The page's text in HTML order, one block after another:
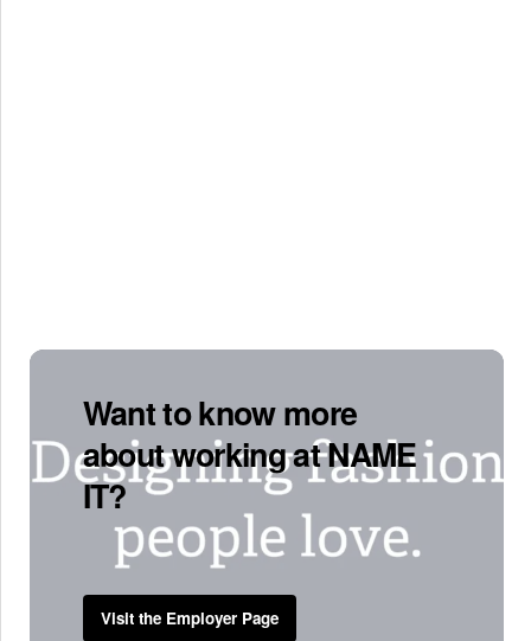
Want to know more
about working at NAME
IT?
Visit the Employer Page